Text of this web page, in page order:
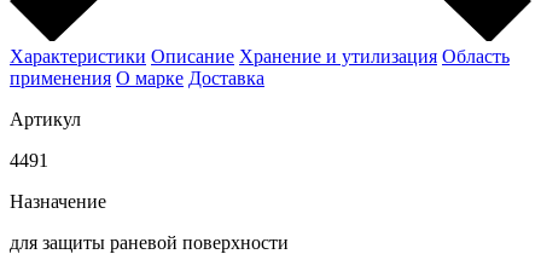
Характеристики Описание Хранение и утилизация Область
применения О марке Доставка
Артикул
4491
Назначение
для защиты раневой поверхности